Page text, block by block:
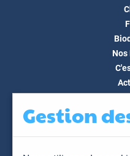
Nos
Gestion